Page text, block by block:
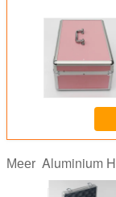
Meer Aluminium